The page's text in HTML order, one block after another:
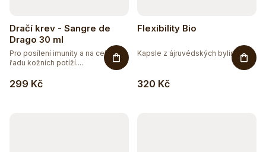
Dračí krev - Sangre de
Drago 30 ml
299 Kč
Pro posílení imunity a na celou
řadu kožních potíží....
Flexibility Bio
320 Kč
Kapsle z ájruvédských bylin pro...